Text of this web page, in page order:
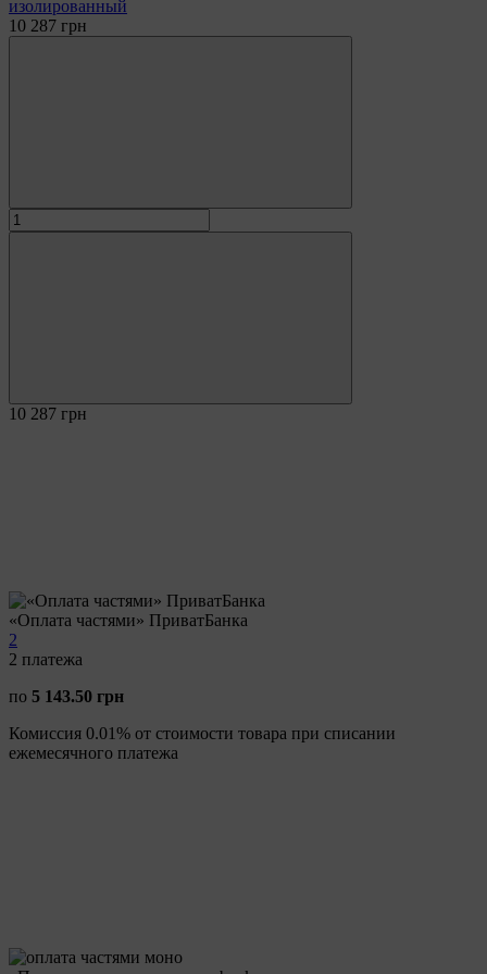
изолированный
10 287 грн
10 287 грн
«Оплата частями» ПриватБанка
2
2 платежа
по 5 143.50 грн
Комиссия 0.01% от стоимости товара при списании
ежемесячного платежа